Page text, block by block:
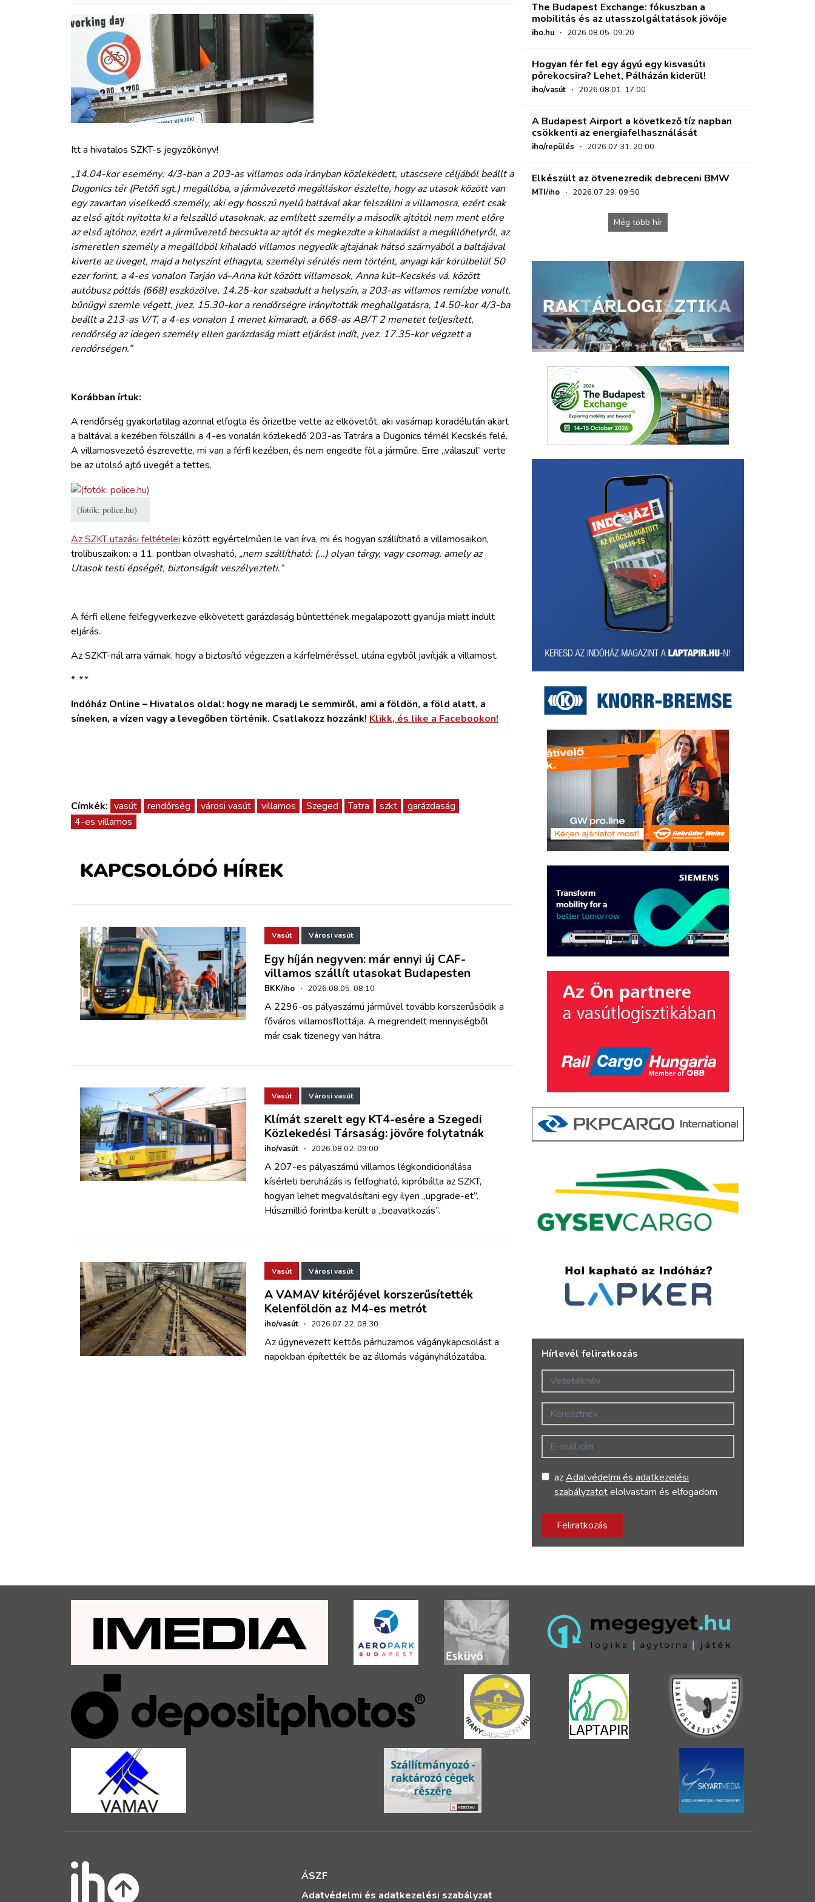
ARCHÍVUM
WEBSHOP
BELÉPÉS
REGISZTRÁCIÓ
Itt a hivatalos SZKT-s jegyzőkönyv!
„14.04-kor esemény: 4/3-ban a 203-as villamos oda irányban közlekedett, utascsere céljából beállt a
Dugonics tér (Petőfi sgt.) megállóba, a járművezető megálláskor észlelte, hogy az utasok között van
egy zavartan viselkedő személy, aki egy hosszú nyelű baltával akar felszállni a villamosra, ezért csak
az első ajtót nyitotta ki a felszálló utasoknak, az említett személy a második ajtótól nem ment előre
az első ajtóhoz, ezért a járművezető becsukta az ajtót és megkezdte a kihaladást a megállóhelyről, az
ismeretlen személy a megállóból kihaladó villamos negyedik ajtajának hátsó szárnyából a baltájával
kiverte az üveget, majd a helyszínt elhagyta, személyi sérülés nem történt, anyagi kár körülbelül 50
ezer forint, a 4-es vonalon Tarján vá–Anna kút között villamosok, Anna kút–Kecskés vá. között
autóbusz pótlás (668) eszközölve, 14.25-kor szabadult a helyszín, a 203-as villamos remízbe vonult,
bűnügyi szemle végett, jvez. 15.30-kor a rendőrségre irányították meghallgatásra, 14.50-kor 4/3-ba
beállt a 213-as V/T, a 4-es vonalon 1 menet kimaradt, a 668-as AB/T 2 menetet teljesített,
rendőrség az idegen személy ellen garázdaság miatt eljárást indít, jvez. 17.35-kor végzett a
rendőrségen.”
Korábban írtuk:
A rendőrség gyakorlatilag azonnal elfogta és őrizetbe vette az elkövetőt, aki vasárnap koradélután akart
a baltával a kezében fölszállni a 4-es vonalán közlekedő 203-as Tatrára a Dugonics térnél Kecskés felé.
A villamosvezető észrevette, mi van a férfi kezében, és nem engedte föl a járműre. Erre „válaszul” verte
be az utolsó ajtó üvegét a tettes.
(fotók: police.hu)
Az SZKT utazási feltételei között egyértelműen le van írva, mi és hogyan szállítható a villamosaikon,
trolibuszaikon: a 11. pontban olvasható, „nem szállítható: (...) olyan tárgy, vagy csomag, amely az
Utasok testi épségét, biztonságát veszélyezteti.”
A férfi ellene felfegyverkezve elkövetett garázdaság bűntettének megalapozott gyanúja miatt indult
eljárás.
Az SZKT-nál arra várnak, hogy a biztosító végezzen a kárfelméréssel, utána egyből javítják a villamost.
* **
Indóház Online – Hivatalos oldal: hogy ne maradj le semmiről, ami a földön, a föld alatt, a
síneken, a vízen vagy a levegőben történik. Csatlakozz hozzánk! Klikk, és like a Facebookon!
Címkék: vasút rendőrség városi vasút villamos Szeged Tatra szkt
garázdaság
4-es villamos
KAPCSOLÓDÓ HÍREK
Vasút Városi vasút
Egy híján negyven: már ennyi új CAF-
villamos szállít utasokat Budapesten
BKK/iho · 2026.08.05. 08:10
A 2296-os pályaszámú járművel tovább korszerűsödik a
főváros villamosflottája. A megrendelt mennyiségből
már csak tizenegy van hátra.
Vasút Városi vasút
Klímát szerelt egy KT4-esére a Szegedi
Közlekedési Társaság: jövőre folytatnák
iho/vasút · 2026.08.02. 09:00
A 207-es pályaszámú villamos légkondicionálása
kísérleti beruházás is felfogható, kipróbálta az SZKT,
hogyan lehet megvalósítani egy ilyen „upgrade-et”.
Húszmillió forintba került a „beavatkozás”.
Vasút Városi vasút
A VAMAV kitérőjével korszerűsítették
Kelenföldön az M4-es metrót
iho/vasút · 2026.07.22. 08:30
Az úgynevezett kettős párhuzamos vágánykapcsolást a
napokban építették be az állomás vágányhálózatába.
The Budapest Exchange: fókuszban a
mobilitás és az utasszolgáltatások jövője
iho.hu · 2026.08.05. 09:20
Hogyan fér fel egy ágyú egy kisvasúti
pőrekocsira? Lehet, Pálházán kiderül!
iho/vasút · 2026.08.01. 17:00
A Budapest Airport a következő tíz napban
csökkenti az energiafelhasználását
iho/repülés · 2026.07.31. 20:00
Elkészült az ötvenezredik debreceni BMW
MTI/iho · 2026.07.29. 09:50
Még több hír
Hírlevél feliratkozás
Vezetéknév
Keresztnév
E-mail cím
azAdatvédelmi és adatkezelési
szabályzatotelolvastam és elfogadom
Feliratkozás
ÁSZF
Adatvédelmi és adatkezelési szabályzat